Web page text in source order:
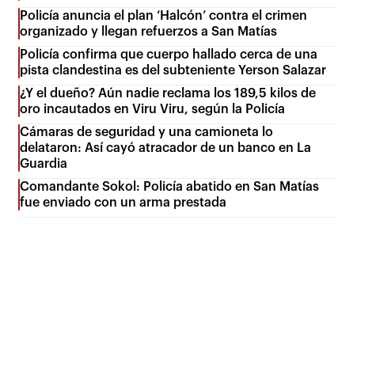
Policía anuncia el plan ‘Halcón’ contra el crimen
organizado y llegan refuerzos a San Matías
Policía confirma que cuerpo hallado cerca de una
pista clandestina es del subteniente Yerson Salazar
¿Y el dueño? Aún nadie reclama los 189,5 kilos de
oro incautados en Viru Viru, según la Policía
Cámaras de seguridad y una camioneta lo
delataron: Así cayó atracador de un banco en La
Guardia
Comandante Sokol: Policía abatido en San Matías
fue enviado con un arma prestada